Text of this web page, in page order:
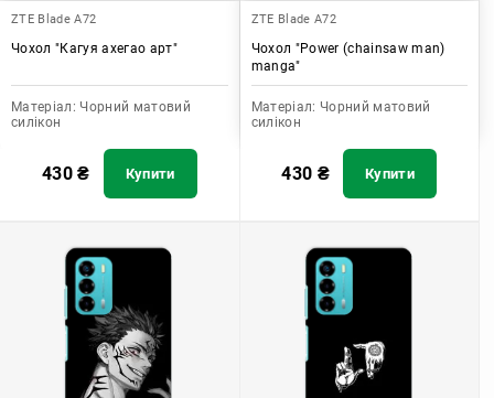
ZTE Blade A72
Чохол "Кагуя ахегао арт"
Матеріал: Чорний матовий
силікон
430₴ Купити
ZTE Blade A72
Чохол "Power (chainsaw man)
manga"
Матеріал: Чорний матовий
силікон
430 ₴ Купити